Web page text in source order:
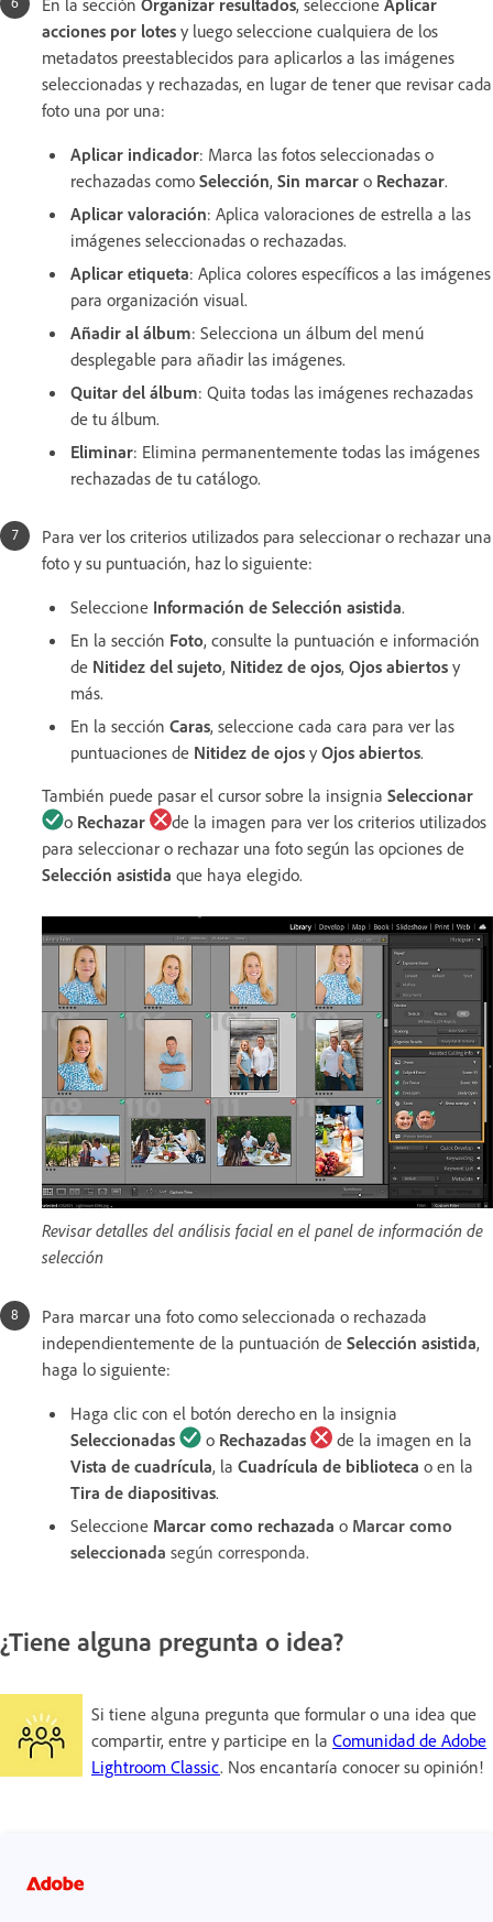
acciones por lotes y luego seleccione cualquiera de los
metadatos preestablecidos para aplicarlos a las imágenes
seleccionadas y rechazadas, en lugar de tener que revisar cada
foto una por una:
Aplicar indicador: Marca las fotos seleccionadas o
rechazadas como Selección, Sin marcar o Rechazar.
Aplicar valoración: Aplica valoraciones de estrella a las
imágenes seleccionadas o rechazadas.
Aplicar etiqueta: Aplica colores específicos a las imágenes
para organización visual.
Añadir al álbum: Selecciona un álbum del menú
desplegable para añadir las imágenes.
Quitar del álbum: Quita todas las imágenes rechazadas
de tu álbum.
Eliminar: Elimina permanentemente todas las imágenes
rechazadas de tu catálogo.
Para ver los criterios utilizados para seleccionar o rechazar una
foto y su puntuación, haz lo siguiente:
Seleccione Información de Selección asistida.
En la sección Foto, consulte la puntuación e información
de Nitidez del sujeto, Nitidez de ojos, Ojos abiertos y
más.
En la sección Caras, seleccione cada cara para ver las
puntuaciones de Nitidez de ojos y Ojos abiertos.
También puede pasar el cursor sobre la insignia Seleccionar
o Rechazar
de la imagen para ver los criterios utilizados
para seleccionar o rechazar una foto según las opciones de
Selección asistida que haya elegido.
Revisar detalles del análisis facial en el panel de información de
selección
Para marcar una foto como seleccionada o rechazada
independientemente de la puntuación de Selección asistida,
haga lo siguiente:
Haga clic con el botón derecho en la insignia
Seleccionadas
o Rechazadas
de la imagen en la
Vista de cuadrícula, la Cuadrícula de biblioteca o en la
Tira de diapositivas.
Seleccione Marcar como rechazada o Marcar como
seleccionada según corresponda.
¿Tiene alguna pregunta o idea?
Si tiene alguna pregunta que formular o una idea que
compartir, entre y participe en la Comunidad de Adobe
Lightroom Classic. Nos encantaría conocer su opinión!